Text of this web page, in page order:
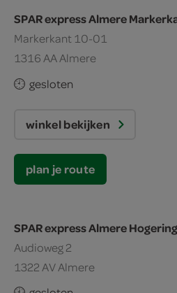
SPAR express Almere
Markerkant 10-01
1316 AA Almere
gesloten
winkel bekijken
plan je route
SPAR express Almere Hogering
Audioweg 2
1322 AV Almere